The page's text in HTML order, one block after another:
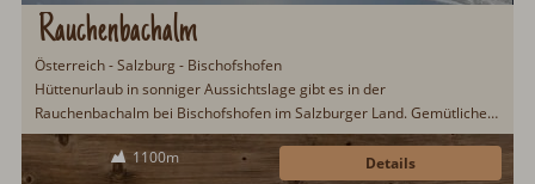
Rauchenbachalm
Österreich - Salzburg - Bischofshofen
Hüttenurlaub in sonniger Aussichtslage gibt es in der
Rauchenbachalm bei Bischofshofen im Salzburger Land. Gemütliche
Berghütte für den Hüttenurlaub mit der Familie und gerne auch mit
Haustier. Landestypische Architektur und gemütliche
1100m Details